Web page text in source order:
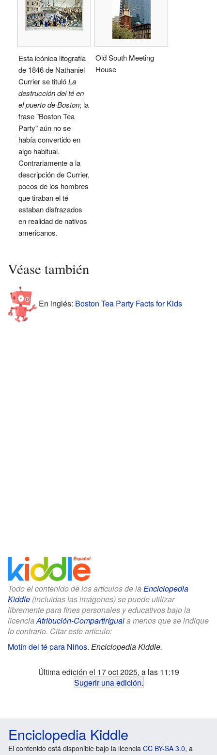
Esta icónica litografía
de 1846 de Nathaniel
Currier se titulóLa
destrucción del té en
el puerto de Boston; la
frase "Boston Tea
Party" aún no se
había convertido en
algo habitual.
Contrariamente a la
descripción de Currier,
pocos de los hombres
que tiraban el té
estaban disfrazados
en realidad de nativos
americanos.
Old South Meeting
House
Véase también
En inglés: Boston Tea Party Facts for Kids
Todo el contenido de los artículos de la Enciclopedia
Kiddle (incluidas las imágenes) se puede utilizar
libremente para fines personales y educativos bajo la
licenciaAtribución-CompartirIguala menos que se indique
lo contrario. Citar este artículo:
Motín del té para Niños. Enciclopedia Kiddle.
Última edición el 17 oct 2025, a las 11:19
Sugerir una edición.
Enciclopedia Kiddle
El contenido está disponible bajo la licencia CC BY-SA 3.0, a